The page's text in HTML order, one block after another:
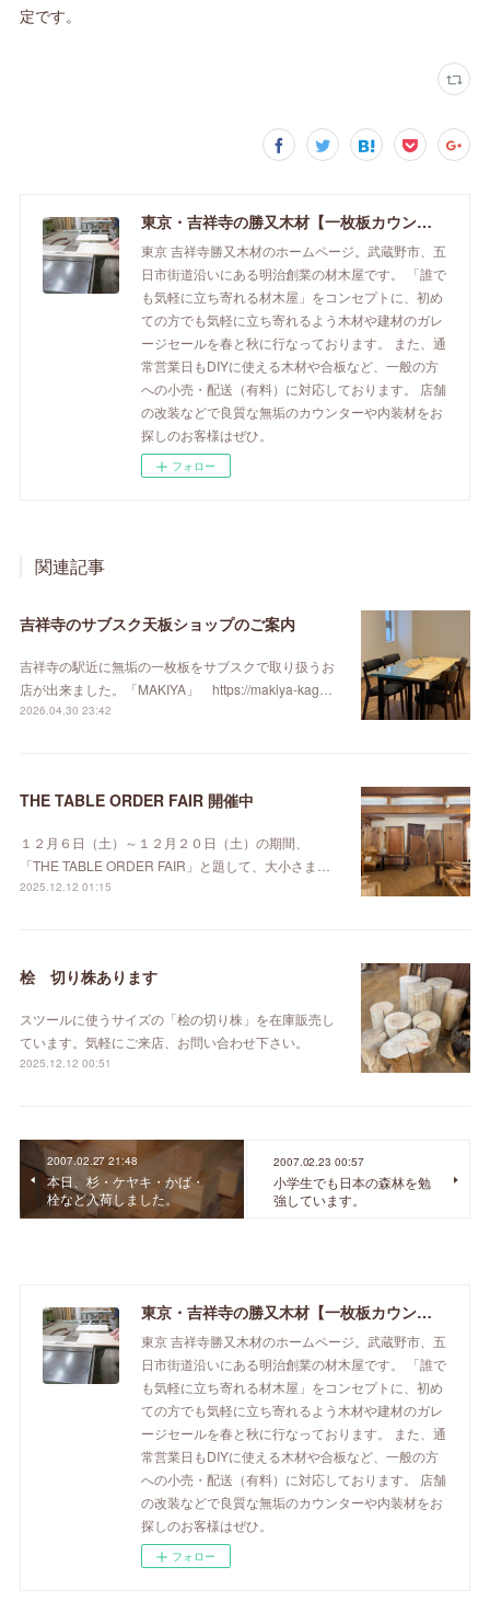
定です。
東京・吉祥寺の勝又木材【一枚板カウンター】
東京 吉祥寺勝又木材のホームページ。武蔵野市、五
日市街道沿いにある明治創業の材木屋です。 「誰で
も気軽に立ち寄れる材木屋」をコンセプトに、初め
ての方でも気軽に立ち寄れるよう木材や建材のガレ
ージセールを春と秋に行なっております。 また、通
常営業日もDIYに使える木材や合板など、一般の方
への小売・配送（有料）に対応しております。 店舗
の改装などで良質な無垢のカウンターや内装材をお
探しのお客様はぜひ。
フォロー
関連記事
吉祥寺のサブスク天板ショップのご案内
吉祥寺の駅近に無垢の一枚板をサブスクで取り扱うお
店が出来ました。「MAKIYA」 https://makiya-kag…
2026.04.30 23:42
THE TABLE ORDER FAIR 開催中
１２月６日（土）～１２月２０日（土）の期間、
「THE TABLE ORDER FAIR」と題して、大小さま…
2025.12.12 01:15
桧 切り株あります
スツールに使うサイズの「桧の切り株」を在庫販売し
ています。気軽にご来店、お問い合わせ下さい。
2025.12.12 00:51
2007.02.27 21:48
本日、杉・ケヤキ・かば・
栓など入荷しました。
2007.02.23 00:57
小学生でも日本の森林を勉
強しています。
東京・吉祥寺の勝又木材【一枚板カウンター】
東京 吉祥寺勝又木材のホームページ。武蔵野市、五
日市街道沿いにある明治創業の材木屋です。 「誰で
も気軽に立ち寄れる材木屋」をコンセプトに、初め
ての方でも気軽に立ち寄れるよう木材や建材のガレ
ージセールを春と秋に行なっております。 また、通
常営業日もDIYに使える木材や合板など、一般の方
への小売・配送（有料）に対応しております。 店舗
の改装などで良質な無垢のカウンターや内装材をお
探しのお客様はぜひ。
フォロー